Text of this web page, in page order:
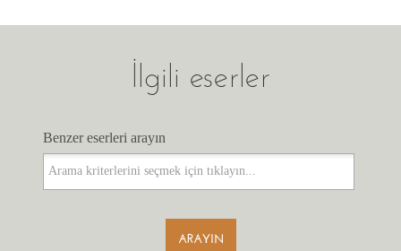
İlgili eserler
Benzer eserleri arayın
Benzer eserleri arayın
ARAYIN